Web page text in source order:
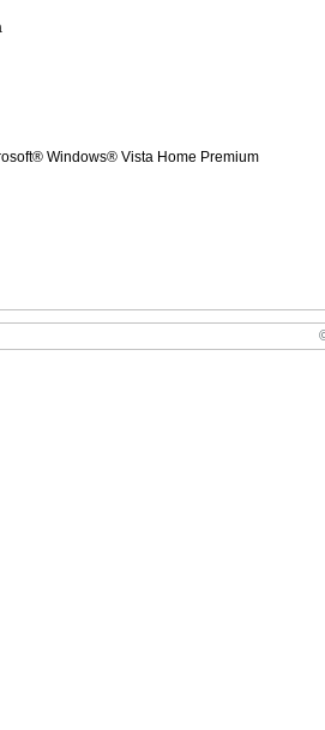
Windows® Vista Home Premium